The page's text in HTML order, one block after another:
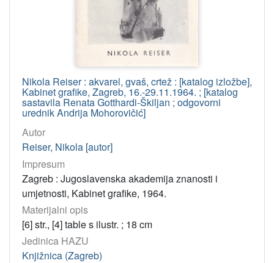
Nikola Reiser : akvarel, gvaš, crtež : [katalog izložbe],
Kabinet grafike, Zagreb, 16.-29.11.1964. ; [katalog
sastavila Renata Gotthardi-Škiljan ; odgovorni
urednik Andrija Mohorovičić]
Autor
Reiser, Nikola [autor]
Impresum
Zagreb : Jugoslavenska akademija znanosti i
umjetnosti, Kabinet grafike, 1964.
Materijalni opis
[6] str., [4] table s ilustr. ; 18 cm
Jedinica HAZU
Knjižnica (Zagreb)